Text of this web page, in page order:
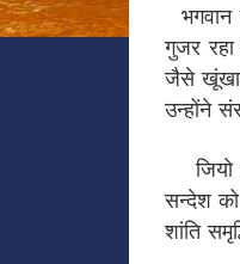
गुजर
जैसे
उन्होंने
जियो
सन्देश
शांति